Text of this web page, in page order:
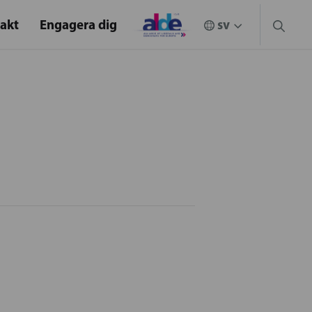
Engagera dig